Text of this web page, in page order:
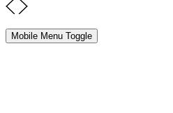
Mobile Menu Toggle